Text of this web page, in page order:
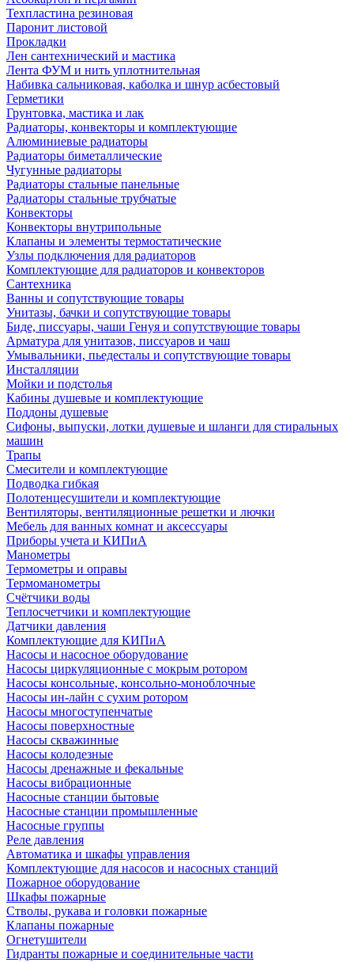
Техпластина резиновая
Паронит листовой
Прокладки
Лен сантехнический и мастика
Лента ФУМ и нить уплотнительная
Набивка сальниковая, каболка и шнур асбестовый
Герметики
Грунтовка, мастика и лак
Радиаторы, конвекторы и комплектующие
Алюминиевые радиаторы
Радиаторы биметаллические
Чугунные радиаторы
Радиаторы стальные панельные
Радиаторы стальные трубчатые
Конвекторы
Конвекторы внутрипольные
Клапаны и элементы термостатические
Узлы подключения для радиаторов
Комплектующие для радиаторов и конвекторов
Сантехника
Ванны и сопутствующие товары
Унитазы, бачки и сопутствующие товары
Биде, писсуары, чаши Генуя и сопутствующие товары
Арматура для унитазов, писсуаров и чаш
Умывальники, пьедесталы и сопутствующие товары
Инсталляции
Мойки и подстолья
Кабины душевые и комплектующие
Поддоны душевые
Сифоны, выпуски, лотки душевые и шланги для стиральных
машин
Трапы
Смесители и комплектующие
Подводка гибкая
Полотенцесушители и комплектующие
Вентиляторы, вентиляционные решетки и лючки
Мебель для ванных комнат и аксессуары
Приборы учета и КИПиА
Манометры
Термометры и оправы
Термоманометры
Счётчики воды
Теплосчетчики и комплектующие
Датчики давления
Комплектующие для КИПиА
Насосы и насосное оборудование
Насосы циркуляционные с мокрым ротором
Насосы консольные, консольно-моноблочные
Насосы ин-лайн с сухим ротором
Насосы многоступенчатые
Насосы поверхностные
Насосы скважинные
Насосы колодезные
Насосы дренажные и фекальные
Насосы вибрационные
Насосные станции бытовые
Насосные станции промышленные
Насосные группы
Реле давления
Автоматика и шкафы управления
Комплектующие для насосов и насосных станций
Пожарное оборудование
Шкафы пожарные
Стволы, рукава и головки пожарные
Клапаны пожарные
Огнетушители
Гидранты пожарные и соединительные части